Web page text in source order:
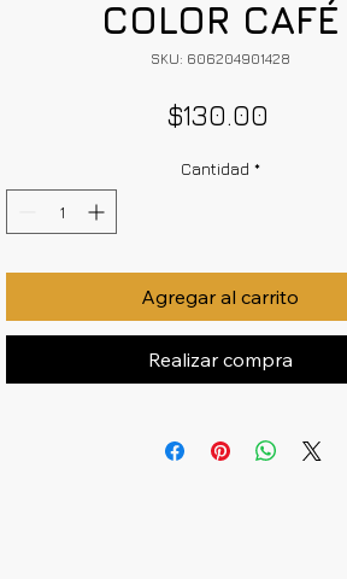
COLOR CAFÉ
SKU: 606204901428
$130.00
Cantidad *
Agregar al carrito
Realizar compra